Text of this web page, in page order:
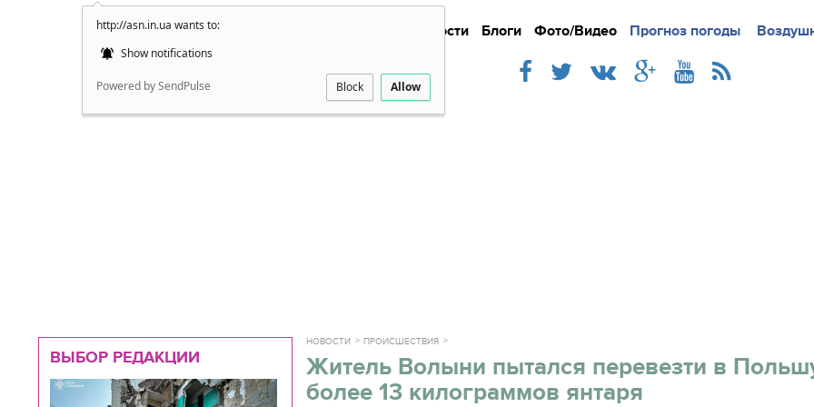
http://asn.in.ua wants to:
Show notifications
Powered by SendPulse Block Allow
Новости Блоги Фото/Видео Прогноз погоды
Подробно Новости
ВЫБОР РЕДАКЦИИ
НОВОСТИ ПРОИСШЕСТВИЯ
Житель Волыни пытался перевезти в
более 13 килограммов янтаря